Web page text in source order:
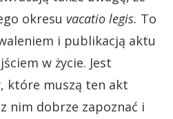
okresu vacatio legis. To
i publikacją aktu
w życie. Jest
które muszą ten akt
nim dobrze zapoznać i